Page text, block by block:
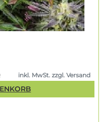
inkl. MwSt. zzgl. Versand